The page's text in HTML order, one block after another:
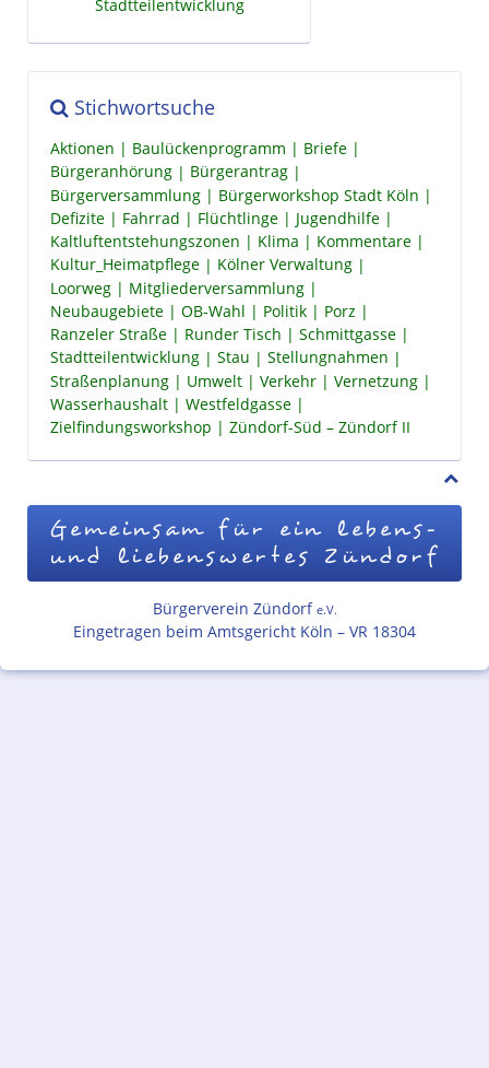
Stadtteilentwicklung
Stichwortsuche
Aktionen Baulückenprogramm
Briefe
Bürgeranhörung
Bürgerantrag
Bürgerversammlung
Bürgerworkshop Stadt Köln
Defizite
Fahrrad Flüchtlinge
Jugendhilfe
Kaltluftentstehungszonen
Klima
Kommentare
Kultur_Heimatpflege
Kölner Verwaltung
Loorweg
Mitgliederversammlung
Neubaugebiete
OB-Wahl Politik
Porz
Ranzeler Straße
Runder Tisch
Schmittgasse
Stadtteilentwicklung
Stau
Stellungnahmen
Straßenplanung
Umwelt Verkehr
Vernetzung
Wasserhaushalt
Westfeldgasse
Zielfindungsworkshop
Zündorf-Süd – Zündorf II
Gemeinsam für ein lebens-
und liebenswertes Zündorf
Bürgerverein Zündorf e.V.
Eingetragen beim Amtsgericht Köln – VR 18304